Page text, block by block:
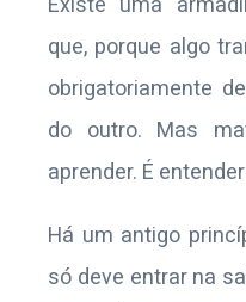
que, porque algo
obrigatoriamente
do outro. Mas
aprender. É
Há um antigo
só deve entrar na